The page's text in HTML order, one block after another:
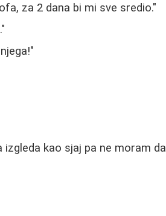
za 2 dana bi mi sve sredio."
kao sjaj pa ne moram da